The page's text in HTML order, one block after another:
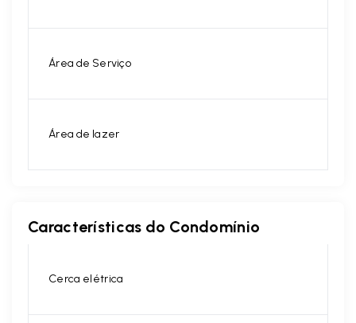
Área de Serviço
Área de lazer
Características do Condomínio
Cerca elétrica